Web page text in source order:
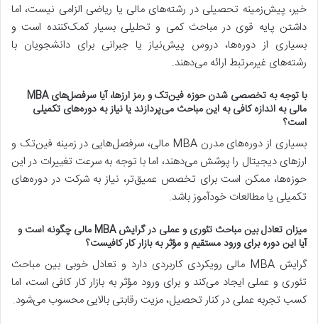
خیر، پیش‌زمینه تحصیلی در رشته‌های مالی یا ریاضی الزامی نیست، اما
داشتن پایه قوی در مباحث کمی و تحلیلی بسیار کمک‌کننده است و
بسیاری از دوره‌ها، دروس پیش‌نیاز یا جبرانی برای دانشجویان با
رشته‌های غیرمرتبط ارائه می‌دهند.
با توجه به تخصصی شدن حوزه فین‌تک و رمز ارزها، آیا سرفصل‌های MBA
مالی به اندازه کافی به این مباحث می‌پردازند یا نیاز به دوره‌های تکمیلی
است؟
بسیاری از دوره‌های مدرن MBA مالی، سرفصل‌هایی در زمینه فین‌تک و
ارزهای دیجیتال را پوشش می‌دهند، اما با توجه به سرعت تغییرات در این
حوزه‌ها، ممکن است برای تخصص عمیق‌تر، نیاز به شرکت در دوره‌های
تکمیلی یا مطالعات خودآموز باشد.
میزان تعادل بین مباحث تئوری و عملی در گرایش MBA مالی چگونه است و
آیا این دوره برای ورود مستقیم و مؤثر به بازار کار کافیست؟
گرایش MBA مالی رویکردی کاربردی دارد و تعادل خوبی بین مباحث
تئوری و عملی ایجاد می‌کند و برای ورود مؤثر به بازار کار کافی است، اما
کسب تجربه عملی در کنار تحصیل، مزیت رقابتی بالایی محسوب می‌شود.